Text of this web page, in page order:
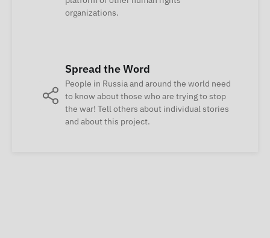
organizations.
Spread the Word
People in Russia and around the world need
to know about those who are trying to stop
the war! Tell others about individual stories
and about this project.